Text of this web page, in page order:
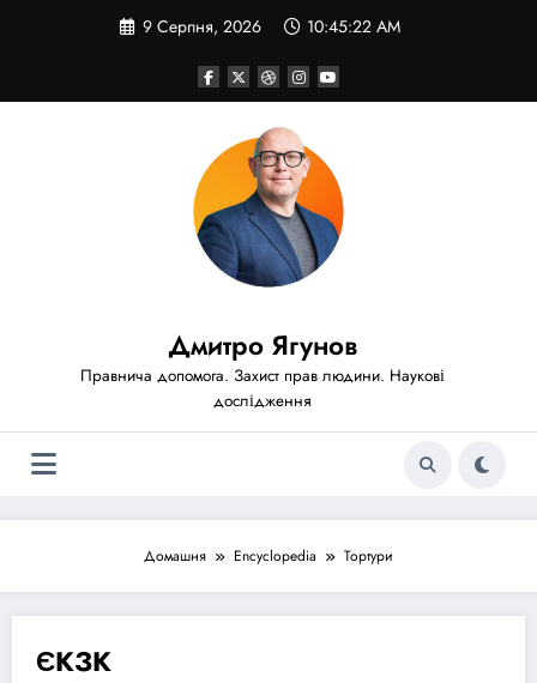
9 Серпня, 2026 10:45:24 AM
Дмитро Ягунов
Правнича допомога. Захист прав людини. Наукові
дослідження
Домашня Encyclopedia Тортури
12 Травня, 2025
ЄКЗК